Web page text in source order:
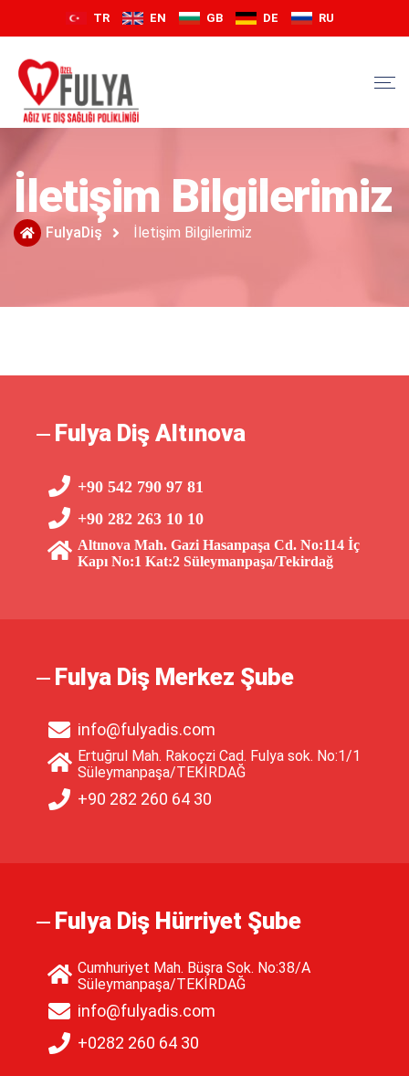
TR EN GB DE RU
İletişim Bilgilerimiz
FulyaDiş İletişim Bilgilerimiz
Fulya Diş Altınova
+90 542 790 97 81
+90 282 263 10 10
Altınova Mah. Gazi Hasanpaşa Cd. No:114 İç
Kapı No:1 Kat:2 Süleymanpaşa/Tekirdağ
Fulya Diş Merkez Şube
info@fulyadis.com
Ertuğrul Mah. Rakoçzi Cad. Fulya sok. No:1/1
Süleymanpaşa/TEKİRDAĞ
+90 282 260 64 30
Fulya Diş Hürriyet Şube
Cumhuriyet Mah. Büşra Sok. No:38/A
Süleymanpaşa/TEKİRDAĞ
info@fulyadis.com
+0282 260 64 30